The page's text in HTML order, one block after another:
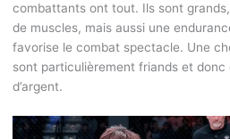
combattants ont tout. Ils sont
de muscles, mais aussi une
favorise le combat spectacle. Une
sont particulièrement friands et
d’argent.